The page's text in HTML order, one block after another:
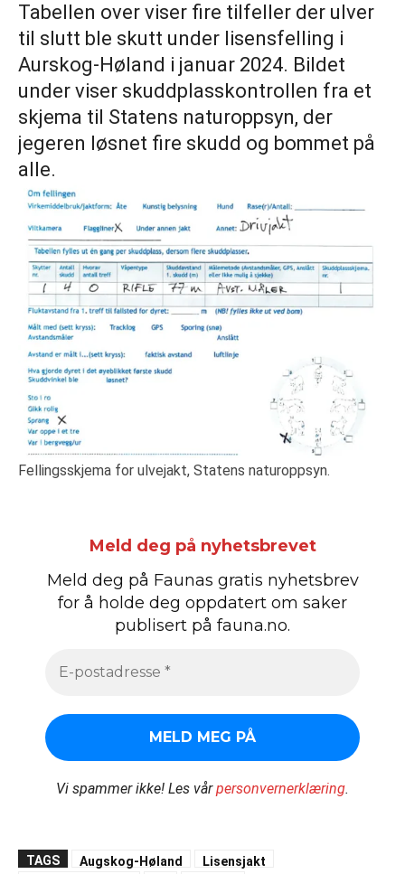
Tabellen over viser fire tilfeller der ulver
til slutt ble skutt under lisensfelling i
Aurskog-Høland i januar 2024. Bildet
under viser skuddplasskontrollen fra et
skjema til Statens naturoppsyn, der
jegeren løsnet fire skudd og bommet på
alle.
Fellingsskjema for ulvejakt, Statens naturoppsyn.
Meld deg på nyhetsbrevet
Meld deg på Faunas gratis nyhetsbrev
for å holde deg oppdatert om saker
publisert på fauna.no.
Vi spammer ikke! Les vårpersonvernerklæring.
TAGS Augskog-Høland
Lisensjakt